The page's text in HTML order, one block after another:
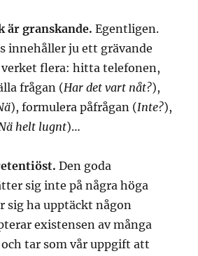
är granskande. Egentligen.
innehåller ju ett grävande
verket flera: hitta telefonen,
frågan (Har det vart nåt?),
), formulera påfrågan (Inte?),
helt lugnt)…
Den goda
sig inte på några höga
sig ha upptäckt någon
existensen av många
tar som vår uppgift att